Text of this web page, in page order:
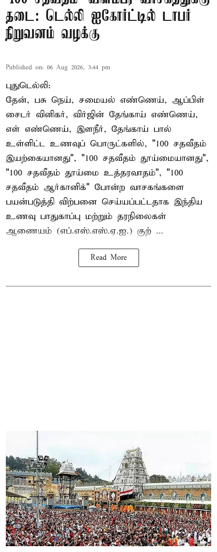
தடை: டெல்லி ஐகோர்ட்டில் டாபர்
நிறுவனம் வழக்கு
Published on: 06 Aug 2026, 3:44 pm
புதுடெல்லி:
தேன், பசு நெய், சமையல் எண்ணெய், ஆப்பிள்
சைடர் வினிகர், விர்ஜின் தேங்காய் எண்ணெய்,
எள் எண்ணெய், இளநீர், தேங்காய் பால்
உள்ளிட்ட உணவுப் பொருட்களில், "100 சதவீதம்
இயற்கையானது", "100 சதவீதம் தூய்மையானது",
"100 சதவீதம் தூய்மை உத்தரவாதம்", "100
சதவீதம் ஆர்கானிக்" போன்ற வாசகங்களை
பயன்படுத்தி விற்பனை செய்யப்பட்டதாக இந்திய
உணவு பாதுகாப்பு மற்றும் தரநிலைகள்
ஆணையம் (எப்.எஸ்.எஸ்.ஏ.ஐ.) குற் ...
Read More